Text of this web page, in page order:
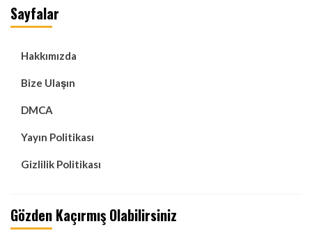
Sayfalar
Hakkımızda
Bize Ulaşın
DMCA
Yayın Politikası
Gizlilik Politikası
Gözden Kaçırmış Olabilirsiniz